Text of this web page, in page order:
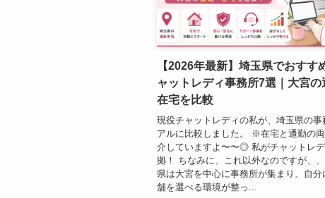
【2026年最新】埼玉県でおすす
ャットレディ事務所7選｜大宮の
在宅を比較
現役チャットレディの私が、埼玉県の事
アルに比較しました。 ※在宅と通勤の
介していますよ〜〜◎ 私がチャットレ
拠！ ちなみに、これ以外なのですが、
県は大宮を中心に事務所が集まり、自分
舗を選べる環境が整っ...